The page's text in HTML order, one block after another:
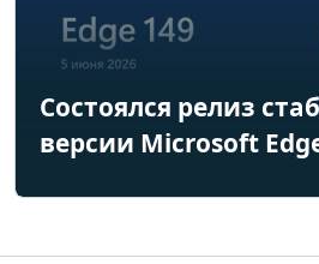
Состоялся релиз
версии Microsoft